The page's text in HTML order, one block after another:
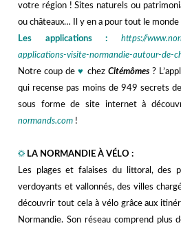
votre région ! Sites naturels ou
ou châteaux… Il y en a pour tout le monde
Les applications :
https://
applications-visite-normandie-autour-de-
Notre coup de♥ chez Citémômes?
qui recense pas moins de 949 secrets
sous forme de site internet à
normands.com !
☼ LA NORMANDIE À VÉLO :
Les plages et falaises du littoral, des
verdoyants et vallonnés, des villes
découvrir tout cela à vélo grâce aux
Normandie. Son réseau comprend